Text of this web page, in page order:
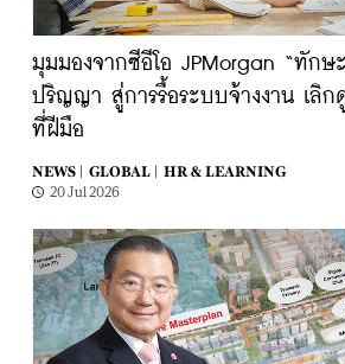
มุมมองจากซีอีโอ JPMorgan “ทักษ
ปริญญา สู่การรื้อระบบจ้างงาน เลิก
ที่ฝีมือ
NEWS | GLOBAL |
HR & LEARNING
20 Jul 2026